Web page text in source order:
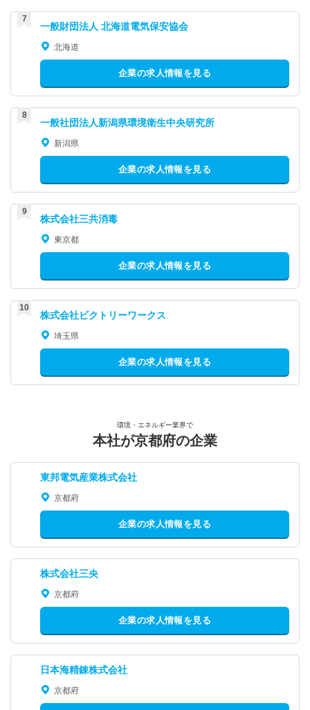
一般財団法人 北海道電気保安協会
北海道
企業の求人情報を見る
一般社団法人新潟県環境衛生中央研究所
新潟県
企業の求人情報を見る
株式会社三共消毒
東京都
企業の求人情報を見る
株式会社ビクトリーワークス
埼玉県
企業の求人情報を見る
環境・エネルギー業界で
本社が京都府の企業
東邦電気産業株式会社
京都府
企業の求人情報を見る
株式会社三央
京都府
企業の求人情報を見る
日本海精錬株式会社
京都府